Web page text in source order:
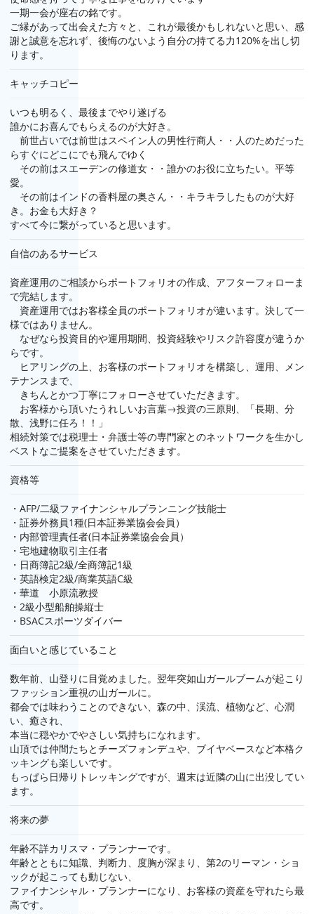
一期一会が座右の銘です。
ご縁があって出会えた方々と、これが最後かもしれないと思い、感
謝と誠意を忘れず、後悔のないよう自分の持てる力120%を出し切
ります。
キャッチコピー
いつも明るく、最後までやり遂げる
誰かにお喜んでもらえるのが大好き。
前世占いでは前世はスペイン人の男性行商人・・人のためだった
らすぐにどこにでも飛んでゆく
その前はスエーデンの修道女・・誰かのお役に立ちたい。平等
愛。
その前はインドの香料屋の奥さん・・キラキラしたものが大好
き。お金も大好き？
すべて今に繋がっていると思います。
自信のあるサービス
資産運用のご相談からポートフォリオの作成、アフターフォローま
で完結します。
資産運用ではお客様全員のポートフォリオが違います。決して一
様ではありません。
なぜなら投資目的や運用期間、投資経験やリスク許容度が違うか
らです。
ヒアリングの上、お客様のポートフォリオを構築し、運用、メン
テナンスまで、
きちんとかつ丁寧にフォローさせていただきます。
お客様から頂いたうれしいお言葉→投資の三原則、「長期、分
散、浅野に任ろ！！」
相続対策では税理士・弁護士等の専門家とのネットワークを生かし
ベストなご提案をさせていただきます。
資格等
・AFP/二級ファイナンシャルプランニング技能士
・証券外務員1種(日本証券業協会会員）
・内部管理責任者(日本証券業協会会員）
・宅地建物取引主任者
・日商簿記2級/全商簿記1級
・英語検定2級/商業英語C級
・華道 小原流教授
・2級小型船舶操縦士
・BSACスポーツダイバー
面白いと感じていること
数年前、山登りに目覚めました。翌年突如山ガールブームが起こり
ファッション重視の山ガールに。
都会では味わうことのできない、森の中、渓流、植物など、心潤
い、癒され、
本当に穏やかでやさしい気持ちになれます。
山頂では仲間たちとチーズフォンデュや、ブイヤベースなど本格ク
ッキングも楽しいです。
もっぱら日帰りトレッキングですが、週末は近隣の山に出没してい
ます。
将来の夢
年齢不詳カリスマ・プランナーです。
年齢とともに知識、判断力、度胸が深まり、第2のリーマン・ショ
ックが起こっても動じない、
ファイナンシャル・プランナーになり、お客様の資産を守れたら最
高です。